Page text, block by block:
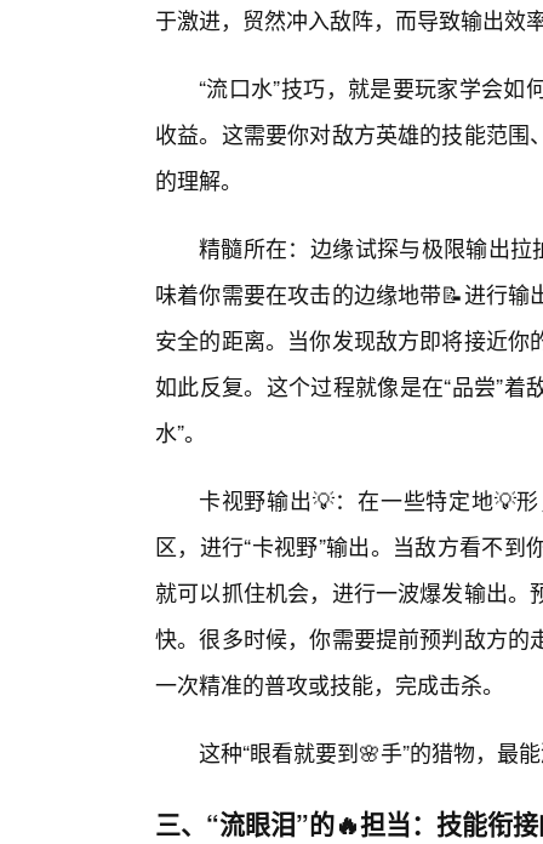
于激进，贸然冲入敌阵，而导致输出效
“流口水”技巧，就是要玩家学会
收益。这需要你对敌方英雄的技能范
的理解。
精髓所在：边缘试探与极限输出拉
味着你需要在攻击的边缘地带📝进行
安全的距离。当你发现敌方即将接近
如此反复。这个过程就像是在“品尝”着
水”。
卡视野输出💡：在一些特定地💡
区，进行“卡视野”输出。当敌方看不
就可以抓住机会，进行一波爆发输出
快。很多时候，你需要提前预判敌方
一次精准的普攻或技能，完成击杀。
这种“眼看就要到🌸手”的猎物，最
三、“流眼泪”的🔥担当：技能衔